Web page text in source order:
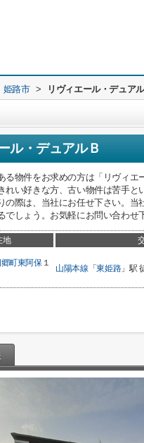
姫路市 > リヴィエール・デュア
ル・デュアルＢ
る物件をお求めの方は「リヴィ
れい好きな方、古い物件は苦手
の際は、当社にお任せ下さい。
でしょう。お気軽にお問い合わせ
地
町東阿保１
山陽本線 「東姫路」駅